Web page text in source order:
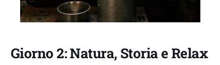
Giorno 2: Natura, Storia e Relax